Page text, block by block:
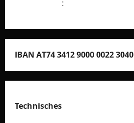
:
IBAN AT74 3412 9000 0022 3040
Technisches